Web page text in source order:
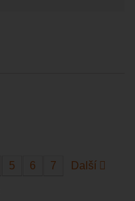
5 6 7 Další